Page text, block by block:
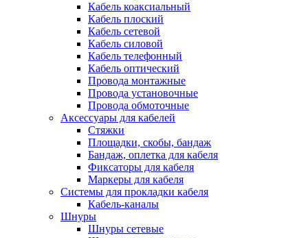
Кабель коаксиальный
Кабель плоский
Кабель сетевой
Кабель силовой
Кабель телефонный
Кабель оптический
Провода монтажные
Провода установочные
Провода обмоточные
Аксессуары для кабелей
Стяжки
Площадки, скобы, бандаж
Бандаж, оплетка для кабеля
Фиксаторы для кабеля
Маркеры для кабеля
Системы для прокладки кабеля
Кабель-каналы
Шнуры
Шнуры сетевые